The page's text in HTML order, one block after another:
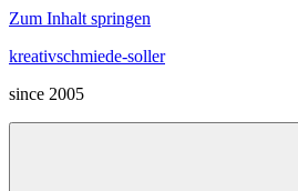
Zum Inhalt springen
kreativschmiede-soller
since 2005